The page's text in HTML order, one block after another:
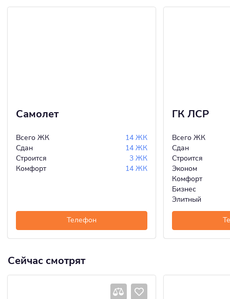
Самолет
Всего ЖК
14 ЖК
Сдан
14 ЖК
Строится
3 ЖК
Комфорт
14 ЖК
Телефон
ГК ЛСР
Всего ЖК
Сдан
Строится
Эконом
Комфорт
Бизнес
Элитный
Сейчас смотрят